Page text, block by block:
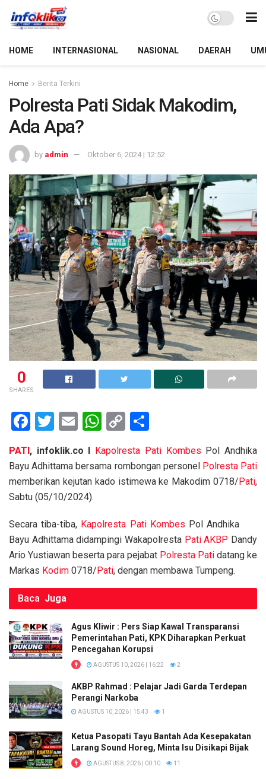
HOME INTERNASIONAL NASIONAL DAERAH
Home Berita Terkini
Polresta Pati Sidak Makodim,
Ada Apa?
by admin Oktober 6, 2024 | 12:52
0
SHARES
F
ce
b
o
k
T
tt
er
E
ail
W
at
s
p
p
C
py
Li
k
ar
e
PATI, infoklik.co I Kapolresta Pati Kombes Pol Andhika
Bayu Adhittama bersama rombongan personel Polresta Pati
memberikan kejutan kado istimewa ke Makodim 0718/Pati,
Sabtu (05/10/2024).
Secara tiba-tiba, Kapolresta Pati Kombes Pol Andhika
Bayu Adhittama didampingi Wakapolresta Pati AKBP Dandy
Ario Yustiawan beserta para pejabat Polresta Pati datang ke
Markas Kodim 0718/Pati, dengan membawa Tumpeng.
Baca Juga
Agus Kliwir : Pers Siap Kawal Transparansi
Pemerintahan Pati, KPK Diharapkan Perkuat
Pencegahan Korupsi
AGUSTUS 10, 2026 | 16:22 2
AKBP Rahmad : Pelajar Jadi Garda Terdepan
Perangi Narkoba
AGUSTUS 10, 2026 | 15:43 1
Ketua Pasopati Tayu Bantah Ada Kesepakatan
Larang Sound Horeg, Minta Isu Disikapi Bijak
AGUSTUS 8, 2026 | 00:10 11